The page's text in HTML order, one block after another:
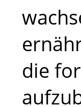
die